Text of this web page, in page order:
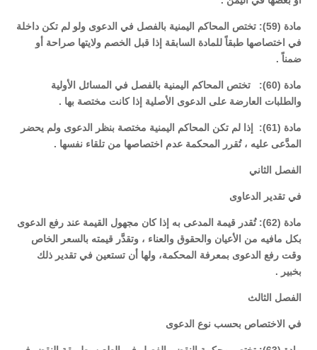
مادة (59): تختص المحاكم اليمنية بالفصل في الدعوى ولو لم تكن داخلة
في اختصاصها طبقاً للمادة السابقة إذا قبل الخصم ولايتها صراحة أو
ضمناً .
مادة (60): تختص المحاكم اليمنية بالفصل في المسائل الأولية
والطلبات العارضة على الدعوى الأصلية إذا كانت مختصة بها .
مادة (61): إذا لم تكن المحاكم اليمنية مختصة بنظر الدعوى ولم يحضر
المدَّعى عليه ، تُقرر المحكمة عدم اختصاصها من تلقاء نفسها .
الفصل الثاني
في تقدير الدعاوى
مادة (62): تُقدر قيمة المدعى به إذا كان مجهول القيمة عند رفع الدعوى
بكل مافيه من الأعيان والحقوق والعناء ، وتقدَّر قيمته بالسعر الخاص
وقت رفع الدعوى بمعرفة المحكمة، ولها أن تستعين في تقدير ذلك
بخبير .
الفصل الثالث
في الاختصاص بحسب نوع الدعوى